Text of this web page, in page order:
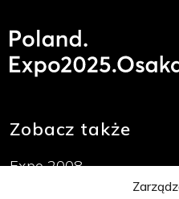
Zobacz także
Expo 2008